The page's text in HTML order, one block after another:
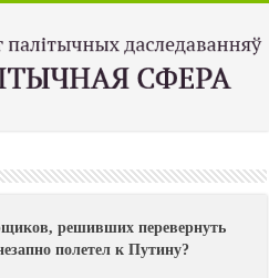
решивших перевернуть
полетел к Путину?